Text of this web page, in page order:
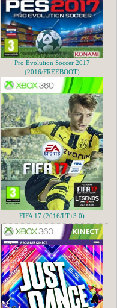
Pro Evolution Soccer 2017
(2016/FREEBOOT)
FIFA 17 (2016/LT+3.0)